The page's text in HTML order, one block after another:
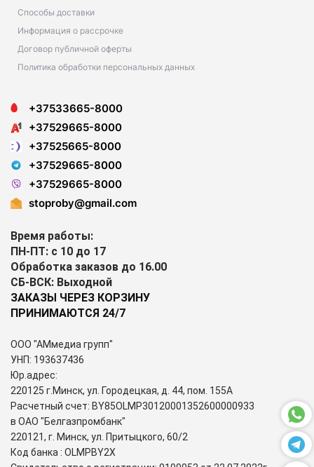
Способы доставки
Информация о рассрочке
Договор публичной оферты
Политика обработки персональных данных
+37533665-8000
+37529665-8000
+37525665-8000
+37529665-8000
+37529665-8000
stoproby@gmail.com
Время работы:
ПН-ПТ: с 10 до 17
Обработка заказов до 16.00
СБ-ВСК: Выходной
ЗАКАЗЫ ЧЕРЕЗ КОРЗИНУ
ПРИНИМАЮТСЯ 24/7
ООО "АМмедиа групп"
УНП: 193637436
Юр.адрес:
220125 г.Минск, ул. Городецкая, д. 44, пом. 155А
Расчетный счет: BY85OLMP30120001352600000933
в ОАО "Белгазпромбанк"
220121, г. Минск, ул. Притыцкого, 60/2
Код банка : OLMPBY2X